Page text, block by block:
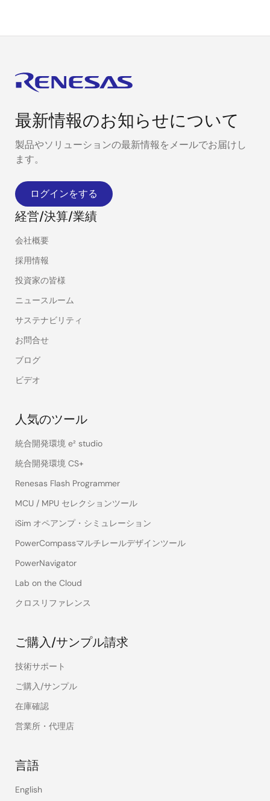
最新情報のお知らせについて
製品やソリューションの最新情報をメールでお届けし
ます。
ログインをする
経営/決算/業績
会社概要
採用情報
投資家の皆様
ニュースルーム
サステナビリティ
お問合せ
ブログ
ビデオ
人気のツール
統合開発環境 e² studio
統合開発環境 CS+
Renesas Flash Programmer
MCU / MPU セレクションツール
iSim オペアンプ・シミュレーション
PowerCompassマルチレールデザインツール
PowerNavigator
Lab on the Cloud
クロスリファレンス
ご購入/サンプル請求
技術サポート
ご購入/サンプル
在庫確認
営業所・代理店
言語
English